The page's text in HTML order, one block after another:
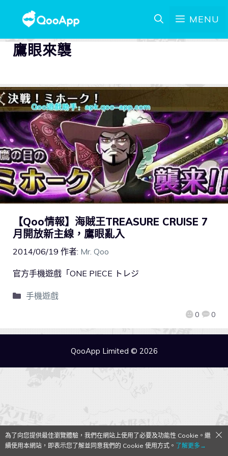
MENU
鷹眼來襲
【Qoo情報】海賊王TREASURE CRUISE 7
月開放新主線，鷹眼亂入
2014/06/19 作者: Mr. Qoo
0 0
官方手機遊戲「ONE PIECE トレジ
手機遊戲
QooApp Limited © 2026
為了向您提供最佳瀏覽體驗，我們在網站上使用了必要及功能性 Cookie。繼
續使用本網站，即表示您了解並同意我們的 Cookie 使用方式。 了解更多→